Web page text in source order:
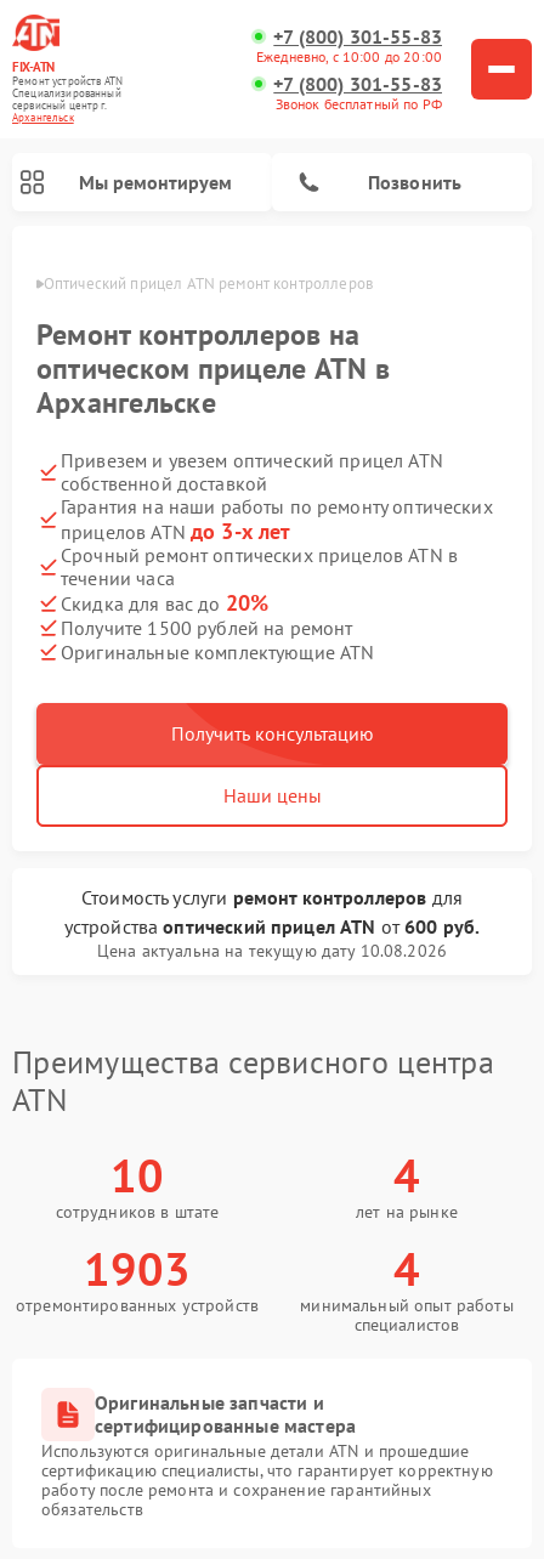
FIX-ATN
Ремонт устройств ATN
Специализированный
cервисный центр г.
Архангельск
+7 (800) 301-55-83
Ежедневно, с 10:00 до 20:00
+7 (800) 301-55-83
Звонок бесплатный по РФ
Мы ремонтируем Позвонить
Оптический прицел ATN ремонт контроллеров
Ремонт контроллеров на
оптическом прицеле ATN в
Архангельске
Привезем и увезем оптический прицел ATN
собственной доставкой
Гарантия на наши работы по ремонту оптических
прицелов ATN до 3-х лет
Срочный ремонт оптических прицелов ATN в
течении часа
Скидка для вас до 20%
Получите 1500 рублей на ремонт
Оригинальные комплектующие ATN
Получить консультацию
Наши цены
Стоимость услуги ремонт контроллеров для
устройстваоптический прицел ATN от600 руб.
Цена актуальна на текущую дату 10.08.2026
Преимущества сервисного центра
ATN
10
сотрудников в штате
4
лет на рынке
1903
отремонтированных устройств
4
минимальный опыт работы
специалистов
Оригинальные запчасти и
сертифицированные мастера
Используются оригинальные детали ATN и прошедшие
сертификацию специалисты, что гарантирует корректную
работу после ремонта и сохранение гарантийных
обязательств